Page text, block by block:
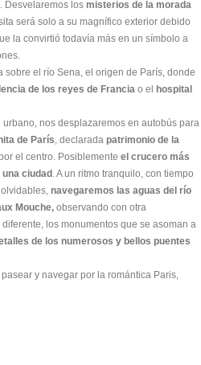
Desvelaremos los misterios de la morada
será solo a su magnífico exterior debido
la convirtió todavía más en un símbolo a
sobre el río Sena, el origen de París, donde
de los reyes de Francia o el
hospital
nos desplazaremos en autobús para
de París, declarada patrimonio de la
el centro. Posiblemente el crucero más
ciudad . A un ritmo tranquilo, con tiempo
navegaremos las aguas del río
Mouche, observando con otra
los monumentos que se asoman a
de los numerosos y bellos puentes
y navegar por la romántica Paris,